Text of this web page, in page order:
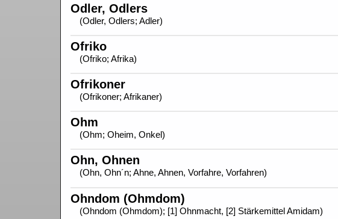
Odler, Odlers
(Odler, Odlers; Adler)
Ofriko
(Ofriko; Afrika)
Ofrikoner
(Ofrikoner; Afrikaner)
Ohm
(Ohm; Oheim, Onkel)
Ohn, Ohnen
(Ohn, Ohn´n; Ahne, Ahnen, Vorfahre, Vorfahren)
Ohndom (Ohmdom)
(Ohndom (Ohmdom); [1] Ohnmacht, [2] Stärkemittel Amidam)